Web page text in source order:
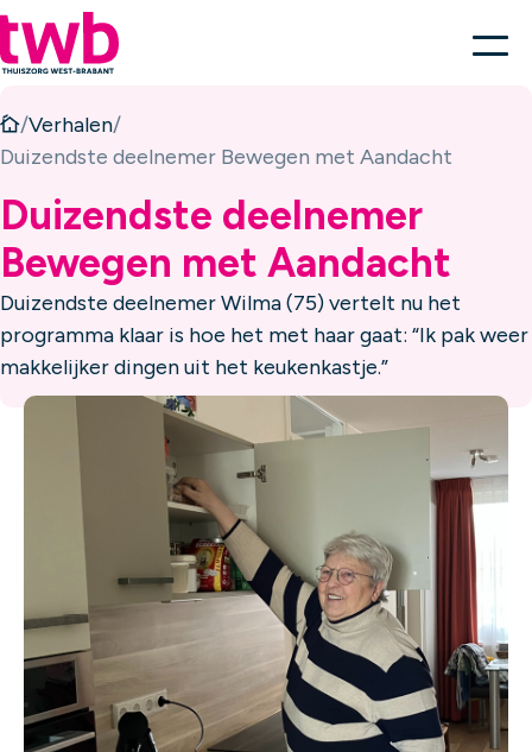
/Verhalen/
Duizendste deelnemer Bewegen met Aandacht
Duizendste deelnemer
Bewegen met Aandacht
Duizendste deelnemer Wilma (75) vertelt nu het
programma klaar is hoe het met haar gaat: “Ik pak weer
makkelijker dingen uit het keukenkastje.”